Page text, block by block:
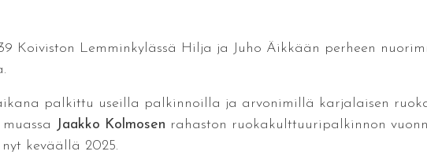
Koiviston Lemminkylässä Hilja ja Juho Äikkään perheen
palkittu useilla palkinnoilla ja arvonimillä karjalaisen
Jaakko Kolmosen rahaston ruokakulttuuripalkinnon
keväällä 2025.